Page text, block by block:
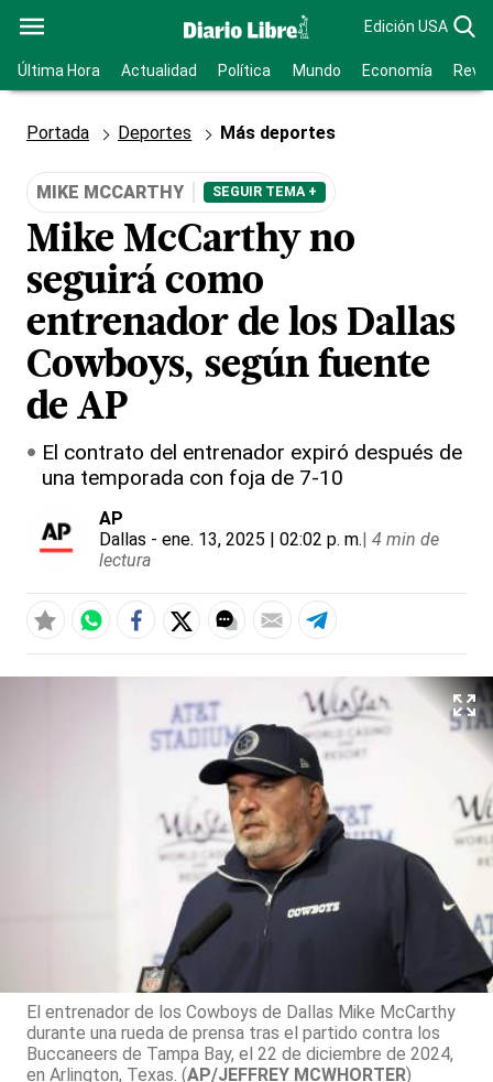
Edición USA
Última Hora Actualidad Política Mundo Economía
Portada Deportes Más deportes
MIKE MCCARTHY SEGUIR TEMA +
Mike McCarthy no
seguirá como
entrenador de los Dallas
Cowboys, según fuente
de AP
El contrato del entrenador expiró después de
una temporada con foja de 7-10
AP
Dallas - ene. 13, 2025 | 02:02 p. m.| 4 min de
lectura
El entrenador de los Cowboys de Dallas Mike McCarthy
durante una rueda de prensa tras el partido contra los
Buccaneers de Tampa Bay, el 22 de diciembre de 2024,
en Arlington, Texas. (AP/JEFFREY MCWHORTER)